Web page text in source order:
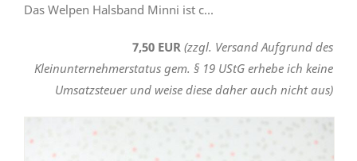
Das Welpen Halsband Minni ist c...
7,50 EUR (zzgl. Versand Aufgrund des
Kleinunternehmerstatus gem. § 19 UStG erhebe ich keine
Umsatzsteuer und weise diese daher auch nicht aus)